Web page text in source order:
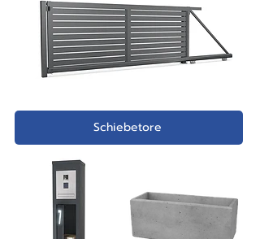
einer Zusammenfassung der
Details aus Ihrer Shop-Bestellung.
Unmittelbar nach Erhalt der
Auftragsbestätigung sind noch
möglich.
(Nach Eingang Ihrer Bestellung
erhalten Sie eine genaue
Zeichnung.)
Schiebetore